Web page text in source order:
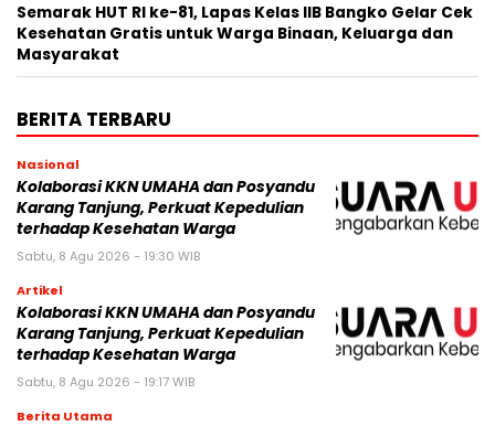
Semarak HUT RI ke-81, Lapas Kelas IIB Bangko Gelar Cek
Kesehatan Gratis untuk Warga Binaan, Keluarga dan
Masyarakat
BERITA TERBARU
Nasional
Kolaborasi KKN UMAHA dan Posyandu
Karang Tanjung, Perkuat Kepedulian
terhadap Kesehatan Warga
Sabtu, 8 Agu 2026 - 19:30 WIB
Artikel
Kolaborasi KKN UMAHA dan Posyandu
Karang Tanjung, Perkuat Kepedulian
terhadap Kesehatan Warga
Sabtu, 8 Agu 2026 - 19:17 WIB
Berita Utama